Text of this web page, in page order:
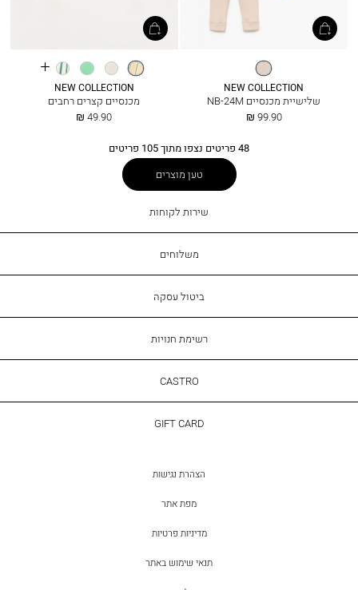
בז
NEW COLLECTION
שלישיית מכנסיים NB-24M
החל
99.90 ₪
צהוב
חול
קרח ירוק
בוהק
חום
אפרפר
בהיר
See
more
NEW COLLECTION
מכנסיים קצרים רחבים
החל
49.90 ₪
48 פריטים נצפו מתוך105 פריטים
טען מוצרים
שירות
לקוחות
שירות לקוחות
משלוחים
ביטול עסקה
רשימת חנויות
CASTRO
CASTRO
GIFT
GIFT CARD
הצהרת נגישות
מפת אתר
מדיניות פרטיות
תנאי שימוש באתר